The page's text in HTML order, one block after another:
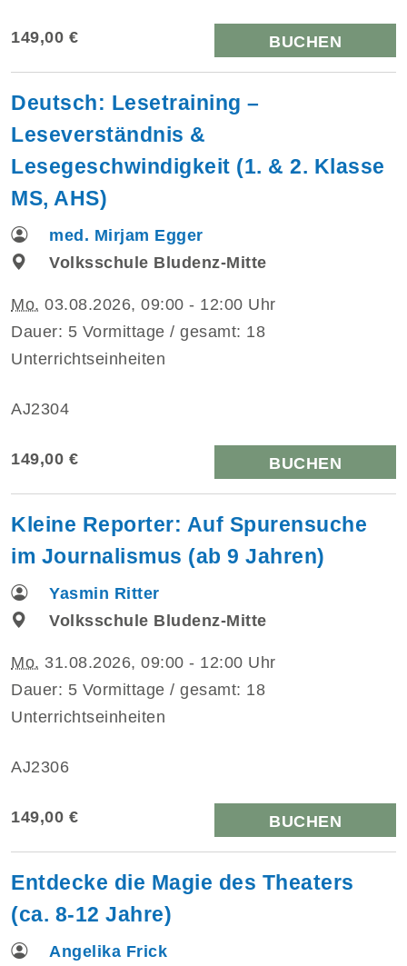
149,00 € BUCHEN
Deutsch: Lesetraining –
Leseverständnis &
Lesegeschwindigkeit (1. & 2. Klasse
MS, AHS)
med. Mirjam Egger
Volksschule Bludenz-Mitte
Mo. 03.08.2026, 09:00 - 12:00 Uhr
Dauer: 5 Vormittage / gesamt: 18
Unterrichtseinheiten
AJ2304
149,00 € BUCHEN
Kleine Reporter: Auf Spurensuche
im Journalismus (ab 9 Jahren)
Yasmin Ritter
Volksschule Bludenz-Mitte
Mo. 31.08.2026, 09:00 - 12:00 Uhr
Dauer: 5 Vormittage / gesamt: 18
Unterrichtseinheiten
AJ2306
149,00 € BUCHEN
Entdecke die Magie des Theaters
(ca. 8-12 Jahre)
Angelika Frick